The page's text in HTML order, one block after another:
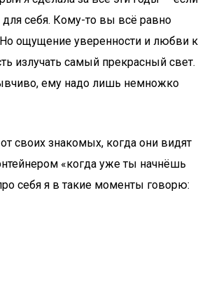
для себя. Кому-то вы всё равно
Но ощущение уверенности и любви к
излучать самый прекрасный свет.
ему надо лишь немножко
своих знакомых, когда они видят
«когда уже ты начнёшь
себя я в такие моменты говорю: